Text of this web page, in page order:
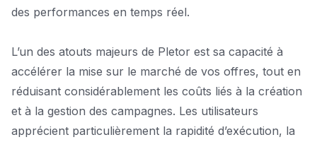
des performances en temps réel.
L’un des atouts majeurs de Pletor est sa capacité à
accélérer la mise sur le marché de vos offres, tout en
réduisant considérablement les coûts liés à la création
et à la gestion des campagnes. Les utilisateurs
apprécient particulièrement la rapidité d’exécution, la